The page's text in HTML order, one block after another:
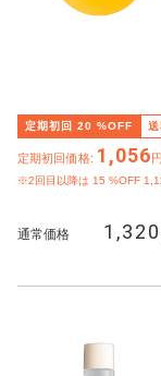
定期初回 20 %OFF
定期初回価格: 1,056
※2回目以降は 15 %OFF
通常価格 1,320